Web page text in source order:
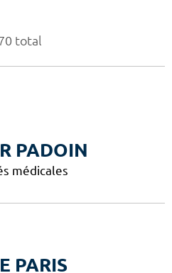
total
PADOIN
médicales
PARIS